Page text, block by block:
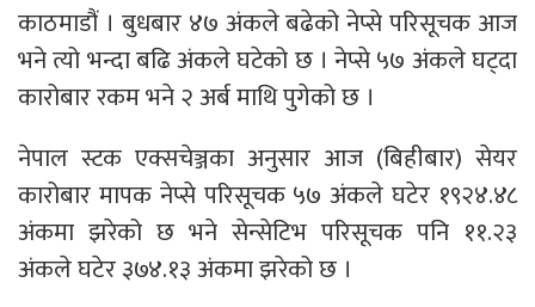
काठमाडौं । बुधबार ४७ अंकले बढेको नेप्से परिसूचक आज
भने त्यो भन्दा बढि अंकले घटेको छ । नेप्से ५७ अंकले घट्दा
कारोबार रकम भने २ अर्ब माथि पुगेको छ ।
नेपाल स्टक एक्सचेञ्जका अनुसार आज (बिहीबार) सेयर
कारोबार मापक नेप्से परिसूचक ५७ अंकले घटेर १९२४.४८
अंकमा झरेको छ भने सेन्सेटिभ परिसूचक पनि ११.२३
अंकले घटेर ३७४.१३ अंकमा झरेको छ ।